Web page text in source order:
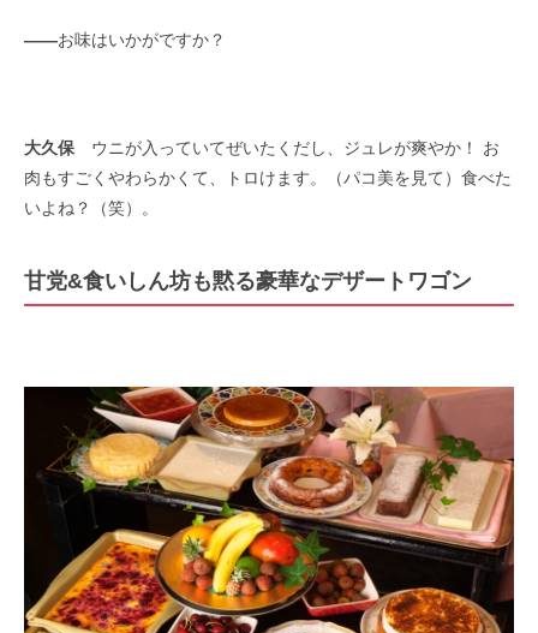
――お味はいかがですか？
大久保 ウニが入っていてぜいたくだし、ジュレが爽やか！ お
肉もすごくやわらかくて、トロけます。（パコ美を見て）食べた
いよね？（笑）。
甘党&食いしん坊も黙る豪華なデザートワゴン